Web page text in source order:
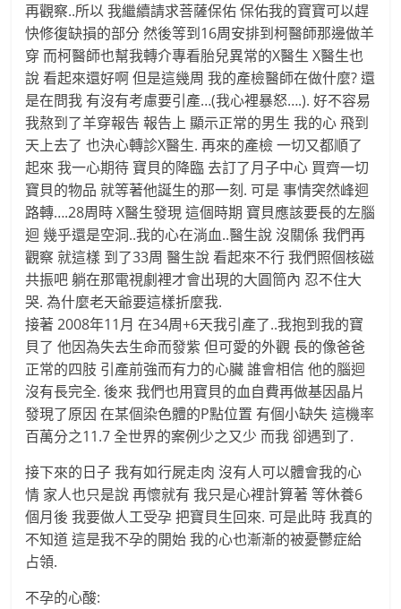
再觀察..所以 我繼續請求菩薩保佑 保佑我的寶寶可以趕
快修復缺損的部分 然後等到16周安排到柯醫師那邊做羊
穿 而柯醫師也幫我轉介專看胎兒異常的X醫生 X醫生也
說 看起來還好啊 但是這幾周 我的產檢醫師在做什麼? 還
是在問我 有沒有考慮要引產…(我心裡暴怒….). 好不容易
我熬到了羊穿報告 報告上 顯示正常的男生 我的心 飛到
天上去了 也決心轉診X醫生. 再來的產檢 一切又都順了
起來 我一心期待 寶貝的降臨 去訂了月子中心 買齊一切
寶貝的物品 就等著他誕生的那一刻. 可是 事情突然峰迴
路轉….28周時 X醫生發現 這個時期 寶貝應該要長的左腦
迴 幾乎還是空洞..我的心在淌血..醫生說 沒關係 我們再
觀察 就這樣 到了33周 醫生說 看起來不行 我們照個核磁
共振吧 躺在那電視劇裡才會出現的大圓筒內 忍不住大
哭. 為什麼老天爺要這樣折麼我.
接著 2008年11月 在34周+6天我引產了..我抱到我的寶
貝了 他因為失去生命而發紫 但可愛的外觀 長的像爸爸
正常的四肢 引產前強而有力的心臟 誰會相信 他的腦迴
沒有長完全. 後來 我們也用寶貝的血自費再做基因晶片
發現了原因 在某個染色體的P點位置 有個小缺失 這機率
百萬分之11.7 全世界的案例少之又少 而我 卻遇到了.
接下來的日子 我有如行屍走肉 沒有人可以體會我的心
情 家人也只是說 再懷就有 我只是心裡計算著 等休養6
個月後 我要做人工受孕 把寶貝生回來. 可是此時 我真的
不知道 這是我不孕的開始 我的心也漸漸的被憂鬱症給
占領.
不孕的心酸: